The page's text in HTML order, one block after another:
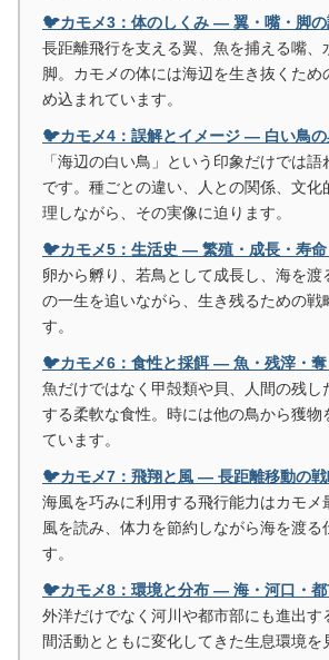
🐦カモメ3：体のしくみ ― 翼・嘴・脚
長距離飛行を支える翼、魚を捕える嘴、
脚。カモメの体には海辺を生き抜くため
め込まれています。
🐦カモメ4：誤解とイメージ ― 白い鳥
「海辺の白い鳥」という印象だけでは語
です。種ごとの違い、人との関係、文化
理しながら、その実像に迫ります。
🐦カモメ5：生活史 ― 繁殖・成長・寿
卵から孵り、若鳥として成長し、海を渡
の一生を追いながら、生き残るための戦
す。
🐦カモメ6：食性と採餌 ― 魚・残滓・
魚だけではなく甲殻類や貝、人間の残し
する柔軟な食性。時には他の鳥から獲物
ています。
🐦カモメ7：飛翔と風 ― 長距離移動の
海風を巧みに利用する飛行能力はカモメ
風を読み、体力を節約しながら海を渡る
す。
🐦カモメ8：環境と分布 ― 海・河口・
外洋だけでなく河川や都市部にも進出す
間活動とともに変化してきた生息環境を